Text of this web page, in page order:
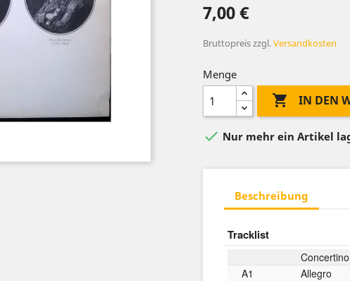
7,00 €
Bruttopreiszzgl.Versandkosten
Menge
 IN DEN
 Nur mehr ein Artikel
Beschreibung
Tracklist
A1
Allegro